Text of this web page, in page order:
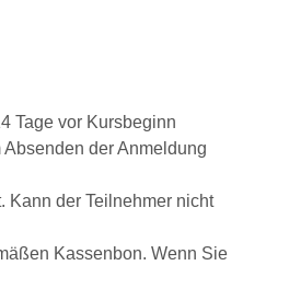
Tage vor Kursbeginn
der Anmeldung
Kann der Teilnehmer nicht
Kassenbon. Wenn Sie